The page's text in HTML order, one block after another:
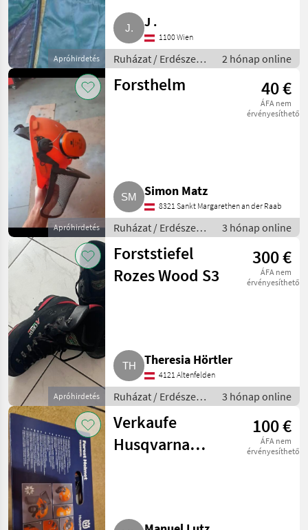
Apróhirdetés
J .
1100 Wien
Ruházat / Erdészeti
munkaruha
2 hónap online
Apróhirdetés
Forsthelm 40 €
ÁFA nem
érvényesíthető
Simon Matz
8321 Sankt Margarethen an der Raab
Ruházat / Erdészeti
munkaruha
3 hónap online
Apróhirdetés
Forststiefel
Rozes Wood S3
300 €
ÁFA nem
érvényesíthető
Theresia Hörtler
4121 Altenfelden
Ruházat / Erdészeti
munkaruha
3 hónap online
Verkaufe
Husqvarna
100 €
ÁFA nem
érvényesíthető